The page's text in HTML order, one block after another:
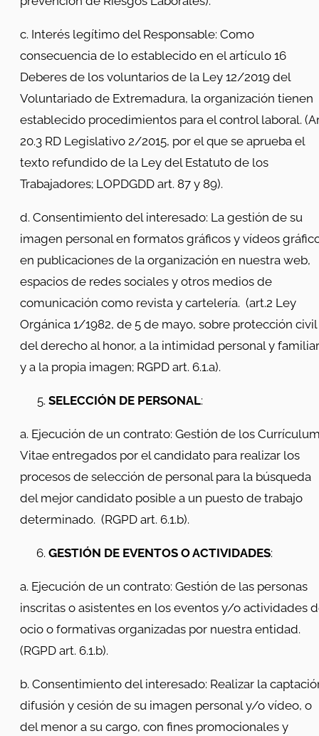
c. Interés legítimo del Responsable: Como
consecuencia de lo establecido en el artículo 16
Deberes de los voluntarios de la Ley 12/2019 del
Voluntariado de Extremadura, la organización tienen
establecido procedimientos para el control laboral.
20.3 RD Legislativo 2/2015, por el que se aprueba el
texto refundido de la Ley del Estatuto de los
Trabajadores; LOPDGDD art. 87 y 89).
d. Consentimiento del interesado: La gestión de su
imagen personal en formatos gráficos y vídeos
en publicaciones de la organización en nuestra web,
espacios de redes sociales y otros medios de
comunicación como revista y cartelería. (art.2 Ley
Orgánica 1/1982, de 5 de mayo, sobre protección civil
del derecho al honor, a la intimidad personal y familiar
y a la propia imagen; RGPD art. 6.1.a).
SELECCIÓN DE PERSONAL:
a. Ejecución de un contrato: Gestión de los
Vitae entregados por el candidato para realizar los
procesos de selección de personal para la búsqueda
del mejor candidato posible a un puesto de trabajo
determinado. (RGPD art. 6.1.b).
GESTIÓN DE EVENTOS O ACTIVIDADES:
a. Ejecución de un contrato: Gestión de las personas
inscritas o asistentes en los eventos y/o actividades
ocio o formativas organizadas por nuestra entidad.
(RGPD art. 6.1.b).
b. Consentimiento del interesado: Realizar la
difusión y cesión de su imagen personal y/o vídeo, o
del menor a su cargo, con fines promocionales y